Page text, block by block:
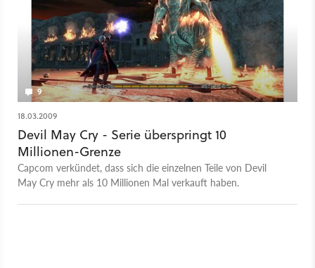
9
18.03.2009
Devil May Cry - Serie überspringt 10
Millionen-Grenze
Capcom verkündet, dass sich die einzelnen Teile von Devil
May Cry mehr als 10 Millionen Mal verkauft haben.